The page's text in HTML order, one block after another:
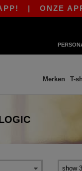
ONZE APP IS
Merken T-